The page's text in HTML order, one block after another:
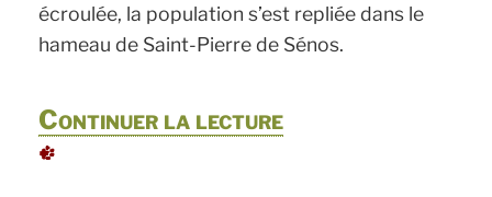
écroulée, la population s’est repliée dans le
hameau de Saint-Pierre de Sénos.
Continuer la lecturede